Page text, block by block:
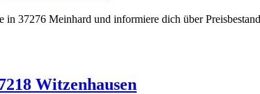
in 37276 Meinhard und informiere dich über
Witzenhausen